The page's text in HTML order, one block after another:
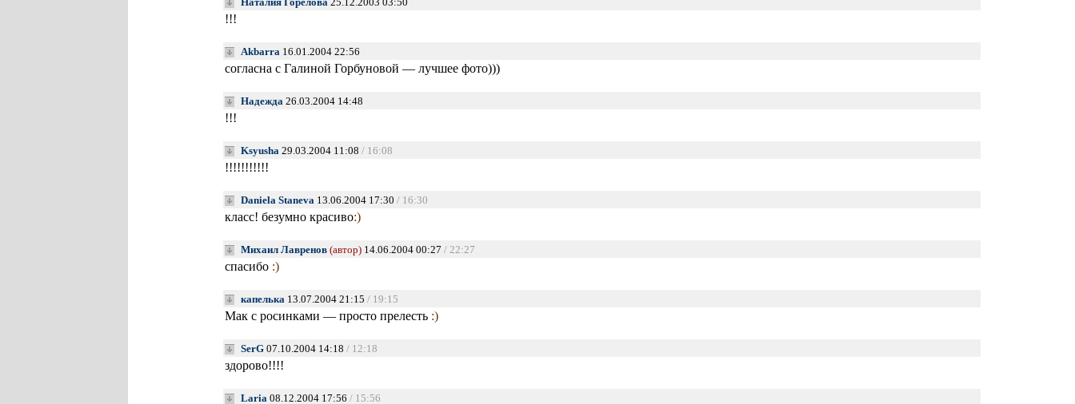
!!!
Akbarra16.01.2004 22:56
согласна с Галиной Горбуновой — лучшее фото)))
Надежда26.03.2004 14:48
!!!
Ksyusha29.03.2004 11:08 / 16:08
!!!!!!!!!!!
Daniela Staneva13.06.2004 17:30 / 16:30
класс! безумно красиво:)
Михаил Лавренов (автор)14.06.2004 00:27 / 22:27
спасибо :)
капелька13.07.2004 21:15 / 19:15
Мак с росинками — просто прелесть :)
SerG07.10.2004 14:18 / 12:18
здорово!!!!
Laria08.12.2004 17:56 / 15:56